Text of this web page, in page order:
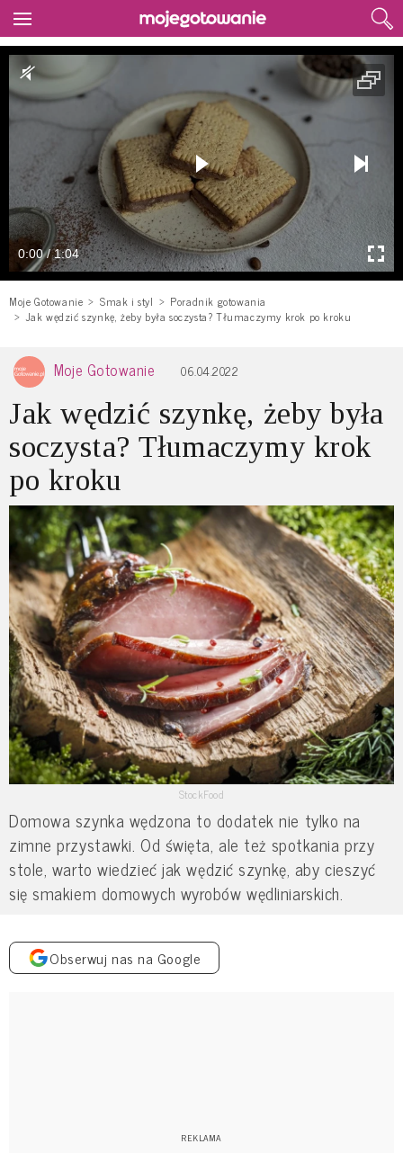
0:00 / 1:04
Moje Gotowanie Smak i styl
Poradnik gotowania
Jak wędzić szynkę, żeby była soczysta? Tłumaczymy krok po kroku
Moje Gotowanie 06.04.2022
Jak wędzić szynkę, żeby była
soczysta? Tłumaczymy krok
po kroku
StockFood
Domowa szynka wędzona to dodatek nie tylko na
zimne przystawki. Od święta, ale też spotkania przy
stole, warto wiedzieć jak wędzić szynkę, aby cieszyć
się smakiem domowych wyrobów wędliniarskich.
Obserwuj nas na Google